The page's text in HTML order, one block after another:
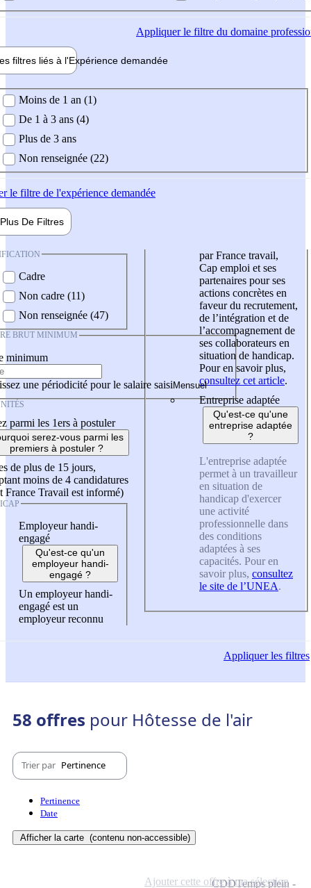
Appliquerle filtre du domaine
filtres liés à l'Expérience demandée
demandée
Moins de 1 an (1)
De 1 à 3 ans (4)
Plus de 3 ans
Non renseignée (22)
le filtre de l'expérience demandée
Plus De Filtres
Cadre
Non cadre (11)
Non renseignée (47)
BRUT MINIMUM
minimum
une périodicité pour le salaire saisi
parmi les 1ers à postuler
serez-vous parmi les
premiers à postuler ?
de plus de 15 jours,
moins de 4 candidatures
France Travail est informé)
Employeur handi-
engagé
Qu'est-ce qu'un
employeur handi-
engagé ?
Un employeur handi-
engagé est un
employeur reconnu
par France travail,
Cap emploi et ses
partenaires pour ses
actions concrètes en
faveur du recrutement,
de l’intégration et de
l’accompagnement de
ses collaborateurs en
situation de handicap.
Pour en savoir plus,
consultez cet article.
Entreprise adaptée
Qu'est-ce qu'une
entreprise adaptée
?
L'entreprise adaptée
permet à un travailleur
en situation de
handicap d'exercer
une activité
professionnelle dans
des conditions
adaptées à ses
capacités. Pour en
savoir plus, consultez
le site de l’UNEA.
Appliquerles filtres
58 offres pour Hôtesse de l'air
Trier par Pertinence
Pertinence
Date
Afficher la carte (contenu non-accessible)
CDDTemps plein
Ajouter cette offre à ma sélection